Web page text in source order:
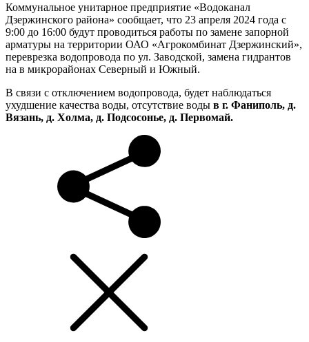
Коммунальное унитарное предприятие «Водоканал
Дзержинского района» сообщает, что 23 апреля 2024 года с
9:00 до 16:00 будут проводиться работы по замене запорной
арматуры на территории ОАО «Агрокомбинат Дзержинский»,
переврезка водопровода по ул. Заводской, замена гидрантов
на в микрорайонах Северный и Южный.
В связи с отключением водопровода, будет наблюдаться
ухудшение качества воды, отсутствие воды в г. Фаниполь, д.
Вязань, д. Холма, д. Подсосонье, д. Первомай.